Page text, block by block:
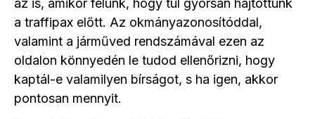
az is, amikor félünk, hogy túl gyorsan hajtottunk
a traffipax előtt. Az okmányazonosítóddal,
valamint a járműved rendszámával ezen az
oldalon könnyedén le tudod ellenőrizni, hogy
kaptál-e valamilyen bírságot, s ha igen, akkor
pontosan mennyit.